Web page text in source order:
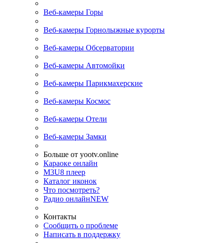
Веб-камеры Горы
Веб-камеры Горнолыжные курорты
Веб-камеры Обсерватории
Веб-камеры Автомойки
Веб-камеры Парикмахерские
Веб-камеры Космос
Веб-камеры Отели
Веб-камеры Замки
Больше от yootv.online
Караоке онлайн
M3U8 плеер
Каталог иконок
Что посмотреть?
Радио онлайнNEW
Контакты
Сообщить о проблеме
Написать в поддержку